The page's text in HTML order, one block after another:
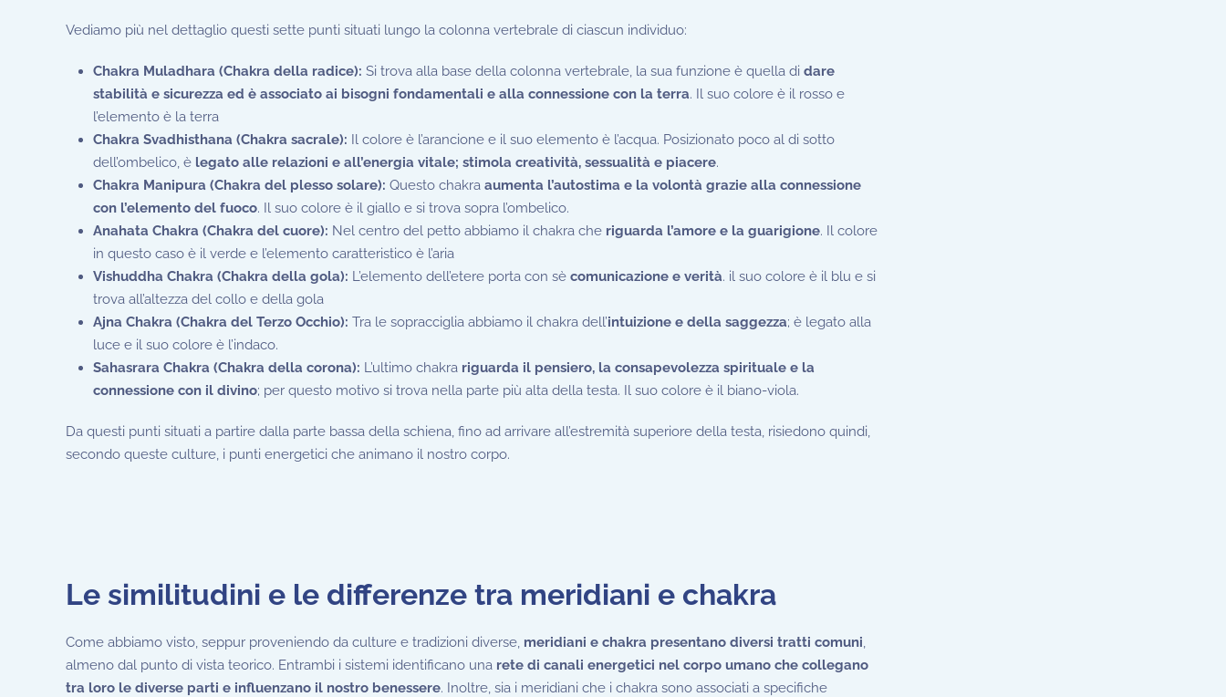
Vediamo più nel dettaglio questi sette punti situati lungo la colonna vertebrale di ciascun individuo:
Chakra Muladhara (Chakra della radice): Si trova alla base della colonna vertebrale, la sua funzione è quella di dare
stabilità e sicurezza ed è associato ai bisogni fondamentali e alla connessione con la terra. Il suo colore è il rosso e
l’elemento è la terra
Chakra Svadhisthana (Chakra sacrale): Il colore è l’arancione e il suo elemento è l’acqua. Posizionato poco al di sotto
dell’ombelico, è legato alle relazioni e all’energia vitale; stimola creatività, sessualità e piacere.
Chakra Manipura (Chakra del plesso solare): Questo chakra aumenta l’autostima e la volontà grazie alla connessione
con l’elemento del fuoco. Il suo colore è il giallo e si trova sopra l’ombelico.
Anahata Chakra (Chakra del cuore): Nel centro del petto abbiamo il chakra che riguarda l’amore e la guarigione. Il colore
in questo caso è il verde e l’elemento caratteristico è l’aria
Vishuddha Chakra (Chakra della gola): L’elemento dell’etere porta con sè comunicazione e verità. il suo colore è il blu e si
trova all’altezza del collo e della gola
Ajna Chakra (Chakra del Terzo Occhio): Tra le sopracciglia abbiamo il chakra dell’intuizione e della saggezza; è legato alla
luce e il suo colore è l’indaco.
Sahasrara Chakra (Chakra della corona): L’ultimo chakra riguarda il pensiero, la consapevolezza spirituale e la
connessione con il divino; per questo motivo si trova nella parte più alta della testa. Il suo colore è il biano-viola.
Da questi punti situati a partire dalla parte bassa della schiena, fino ad arrivare all’estremità superiore della testa, risiedono quindi,
secondo queste culture, i punti energetici che animano il nostro corpo.
Le similitudini e le differenze tra meridiani e chakra
Come abbiamo visto, seppur proveniendo da culture e tradizioni diverse, meridiani e chakra presentano diversi tratti comuni,
almeno dal punto di vista teorico. Entrambi i sistemi identificano una rete di canali energetici nel corpo umano che collegano
tra loro le diverse parti e influenzano il nostro benessere. Inoltre, sia i meridiani che i chakra sono associati a specifiche